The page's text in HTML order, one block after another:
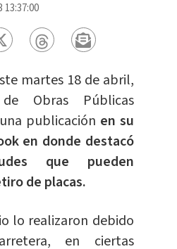
13:37:00
martes 18 de abril,
Obras Públicas
publicación en su
en donde destacó
que pueden
de placas.
lo realizaron debido
en ciertas